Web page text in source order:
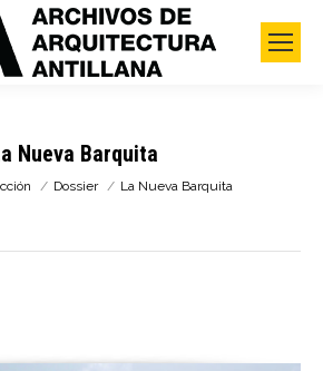
Nueva Barquita
Dossier La Nueva Barquita